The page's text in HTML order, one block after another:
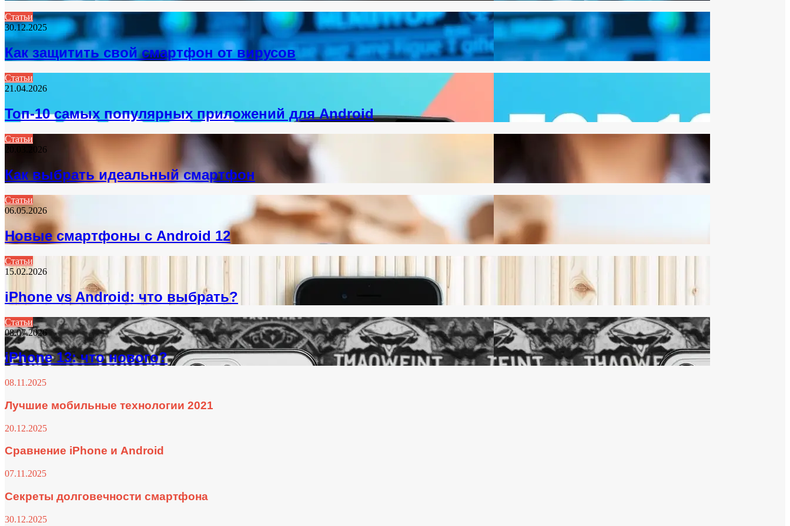
Статьи
30.12.2025
Как защитить свой смартфон от вирусов
Статьи
21.04.2026
Топ-10 самых популярных приложений для Android
Статьи
20.03.2026
Как выбрать идеальный смартфон
Статьи
06.05.2026
Новые смартфоны с Android 12
Статьи
15.02.2026
iPhone vs Android: что выбрать?
Статьи
08.07.2026
iPhone 13: что нового?
08.11.2025
Лучшие мобильные технологии 2021
20.12.2025
Сравнение iPhone и Android
07.11.2025
Секреты долговечности смартфона
30.12.2025